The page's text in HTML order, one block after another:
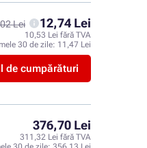
Lei 12,74 Lei
10,53 Lei fără TVA
30 de zile: 11,47 Lei
de cumpărături
376,70 Lei
311,32 Lei fără TVA